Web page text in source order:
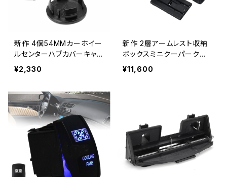
新作 4個54MMカーホイー
ルセンターハブカバーキャッ
プエンブレムバッジミニクー
パーブラックプラスチック Al
3345
¥2,330
新作 2層アームレスト収納
ボックスミニクーパークー
ペ中央収納ボックス、7つの
USBポートカップホルダー
¥11,600